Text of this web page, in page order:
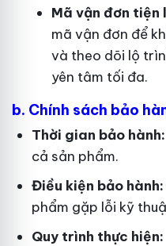
Mã vận đơn tiện
mã vận đơn để
và theo dõi lộ
yên tâm tối đa.
b. Chính sách bảo
Thời gian bảo hành:
cả sản phẩm.
Điều kiện bảo hành:
phẩm gặp lỗi kỹ
Quy trình thực hiện: